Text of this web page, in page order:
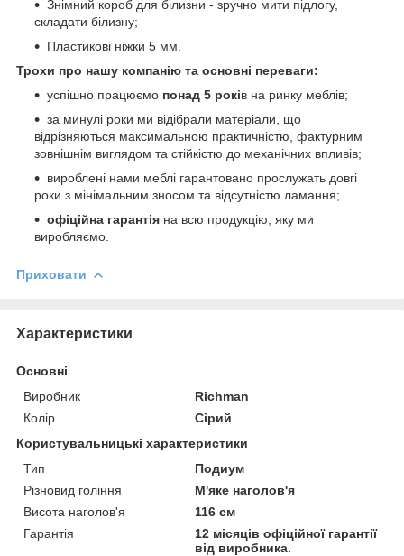
Знімний короб для білизни - зручно мити підлогу,
складати білизну;
Пластикові ніжки 5 мм.
Трохи про нашу компанію та основні переваги:
успішно працюємо понад 5 років на ринку меблів;
за минулі роки ми відібрали матеріали, що
відрізняються максимальною практичністю, фактурним
зовнішнім виглядом та стійкістю до механічних впливів;
вироблені нами меблі гарантовано прослужать довгі
роки з мінімальним зносом та відсутністю ламання;
офіційна гарантія на всю продукцію, яку ми
виробляємо.
Приховати
Характеристики
Основні
Виробник
Richman
Колір
Сірий
Користувальницькі характеристики
Тип
Подиум
Різновид гоління
М'яке наголов'я
Висота наголов'я
116 см
Гарантія
12 місяців офіційної гарантії
від виробника.